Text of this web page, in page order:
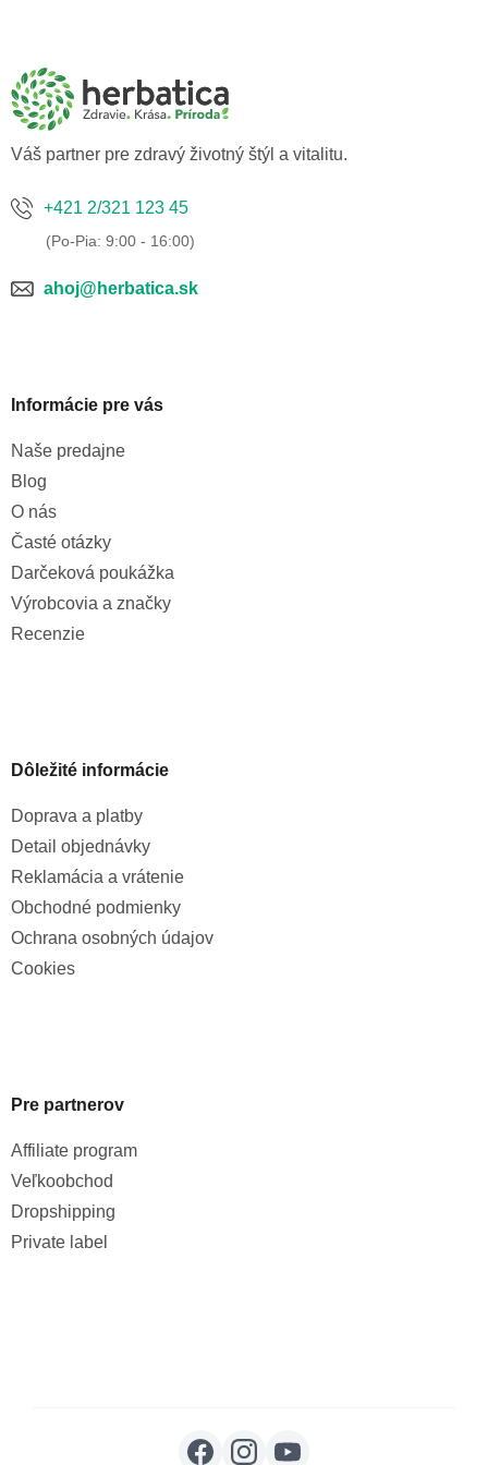
Váš partner pre zdravý životný štýl a vitalitu.
+421 2/321 123 45
ahoj@herbatica.sk
Informácie pre vás
Naše predajne
Blog
O nás
Časté otázky
Darčeková poukážka
Výrobcovia a značky
Recenzie
Dôležité informácie
Doprava a platby
Detail objednávky
Reklamácia a vrátenie
Obchodné podmienky
Ochrana osobných údajov
Cookies
Pre partnerov
Affiliate program
Veľkoobchod
Dropshipping
Private label